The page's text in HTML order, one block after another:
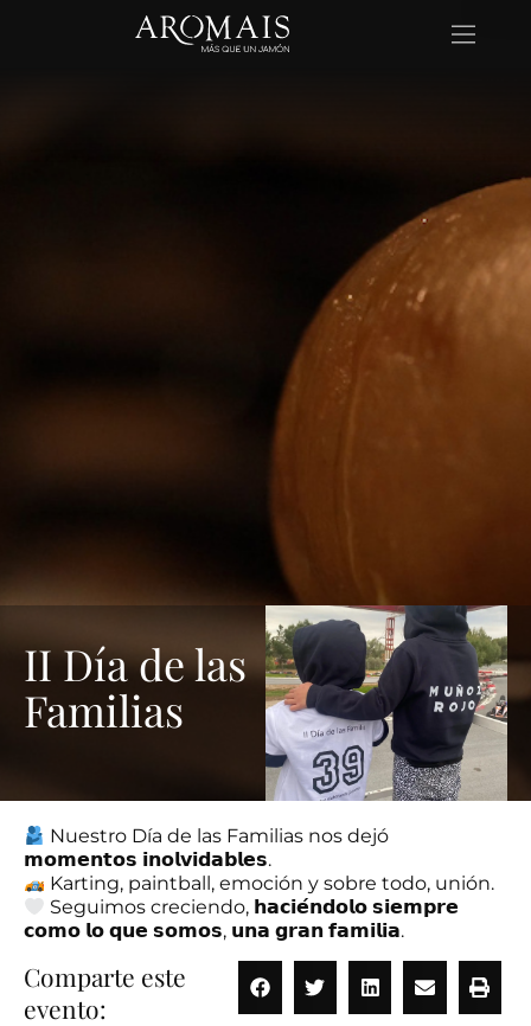
II Día de las
Familias
Nuestro Día de las Familias nos dejó
𝗺𝗼𝗺𝗲𝗻𝘁𝗼𝘀 𝗶𝗻𝗼𝗹𝘃𝗶𝗱𝗮𝗯𝗹𝗲𝘀.
Karting, paintball, emoción y sobre todo, unión.
Seguimos creciendo, 𝗵𝗮𝗰𝗶𝗲́𝗻𝗱𝗼𝗹𝗼 𝘀𝗶𝗲𝗺𝗽𝗿𝗲
𝗰𝗼𝗺𝗼 𝗹𝗼 𝗾𝘂𝗲 𝘀𝗼𝗺𝗼𝘀, 𝘂𝗻𝗮 𝗴𝗿𝗮𝗻 𝗳𝗮𝗺𝗶𝗹𝗶𝗮.
Comparte este
evento: